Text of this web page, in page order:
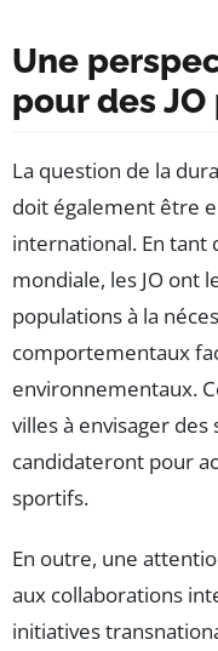
Une
pour des
La question de la
doit également être
international. En tant
mondiale, les JO ont
populations à la
comportementaux
environnementaux.
villes à envisager
candidateront pour
sportifs.
En outre, une
aux collaborations
initiatives